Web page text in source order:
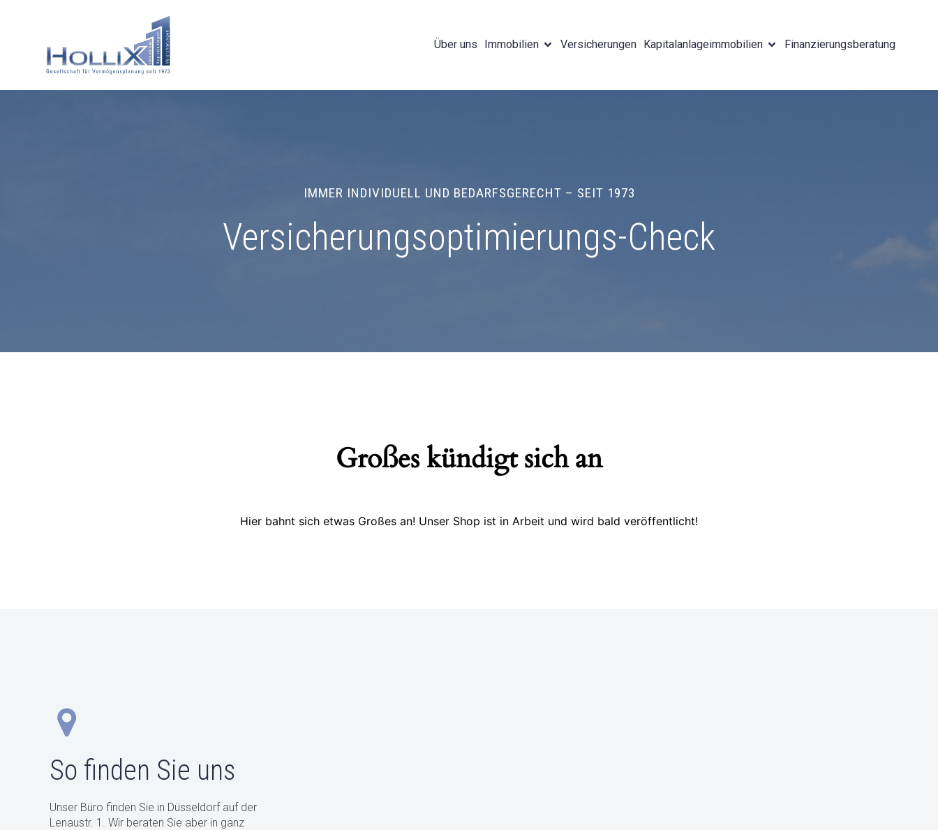
Über uns Immobilien Versicherungen Kapitalanlageimmobilien Finanzierungs­beratung
IMMER INDIVIDUELL UND BEDARFSGERECHT – SEIT 1973
Versicherungsoptimierungs-Check
Großes kündigt sich an
Hier bahnt sich etwas Großes an! Unser Shop ist in Arbeit und wird bald veröffentlicht!
So finden Sie uns
Unser Büro finden Sie in Düsseldorf auf der
Lenaustr. 1. Wir beraten Sie aber in ganz